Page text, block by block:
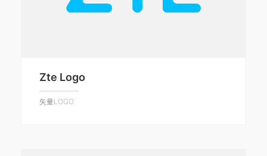
Zte Logo
矢量LOGO